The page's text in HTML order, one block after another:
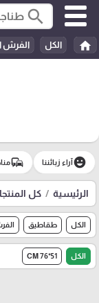
search
home الكل الفرش
emoji_emotionsآراء زبائننا commute
الرئيسية كل
الكل طقاطيق
الكل 51*76 CM